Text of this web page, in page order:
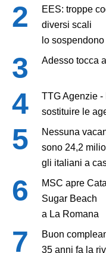
EES: troppe
diversi scali
lo sospendono
Adesso tocca
TTG Agenzie -
sostituire le
Nessuna
sono 24,2
gli italiani a
MSC apre
Sugar Beach
a La Romana
Buon
35 anni fa la